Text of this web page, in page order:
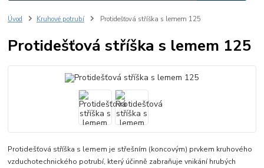
Úvod Kruhové potrubí Protidešťová stříška s lemem 125
Protidešťová stříška s lemem 125
Protidešťová stříška s lemem je střešním (koncovým) prvkem kruhového
vzduchotechnického potrubí, který účinně zabraňuje vnikání hrubých